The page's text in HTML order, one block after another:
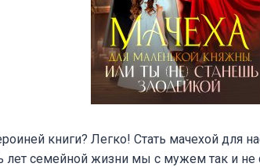
книги? Легко! Стать мачехой для
лет семейной жизни мы с мужем так и не